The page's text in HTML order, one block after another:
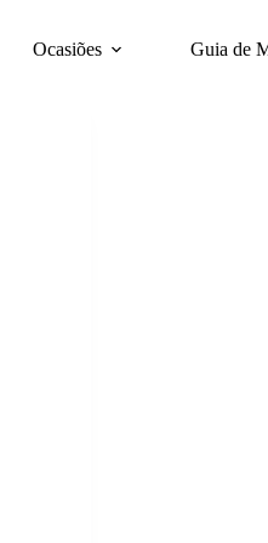
Ocasiões Guia de